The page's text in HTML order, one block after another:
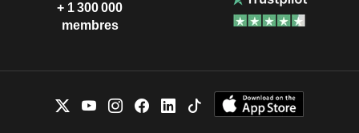
+ 1 300 000
membres